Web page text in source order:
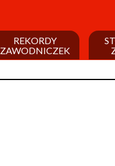
REKORDY
ZAWODNICZEK